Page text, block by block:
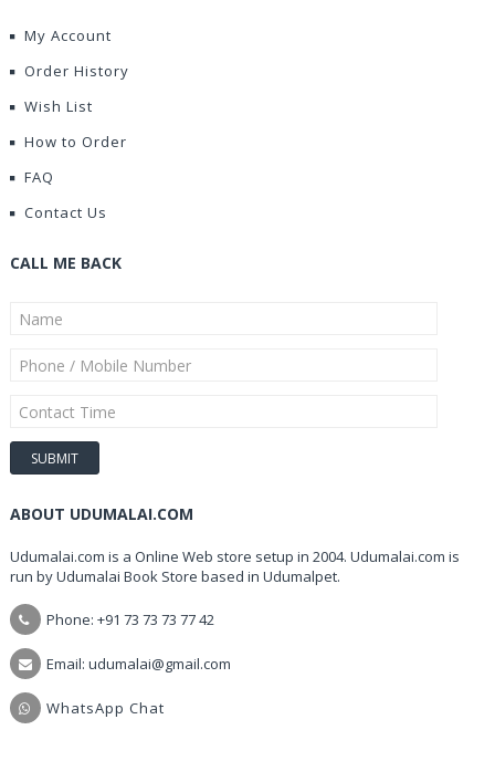
My Account
Order History
Wish List
How to Order
FAQ
Contact Us
CALL ME BACK
ABOUT UDUMALAI.COM
Udumalai.com is a Online Web store setup in 2004. Udumalai.com is
run by Udumalai Book Store based in Udumalpet.
Phone: +91 73 73 73 77 42
Email: udumalai@gmail.com
WhatsApp Chat